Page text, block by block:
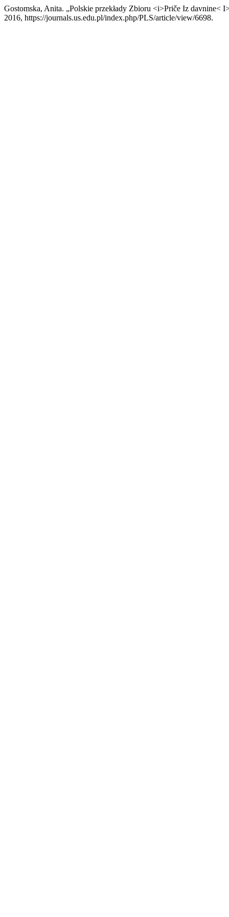
Gostomska, Anita. „Polskie przekłady Zbioru <i>Priče Iz davnine<
2016, https://journals.us.edu.pl/index.php/PLS/article/view/6698.